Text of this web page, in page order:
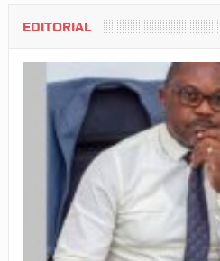
EDITORIAL